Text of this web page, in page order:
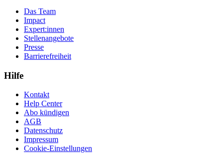
Das Team
Impact
Expert:innen
Stellenangebote
Presse
Barrierefreiheit
Hilfe
Kontakt
Help Center
Abo kündigen
AGB
Datenschutz
Impressum
Cookie-Einstellungen